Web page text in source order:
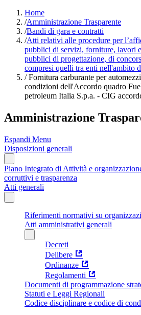
Home
/Amministrazione Trasparente
/Bandi di gara e contratti
/Atti relativi alle procedure per
pubblici di servizi, forniture, lavori
pubblici di progettazione, di
compresi quelli tra enti nell'ambito
/Fornitura carburante per
condizioni dell'Accordo quadro
petroleum Italia S.p.a. - CIG
Amministrazione
Espandi Menu
Disposizioni generali
Piano Integrato di Attività e
corruttivi e trasparenza
Atti generali
Riferimenti normativi su
Atti amministrativi generali
Decreti
Delibere
Ordinanze
Regolamenti
Documenti di programmazione
Statuti e Leggi Regionali
Codice disciplinare e codice di